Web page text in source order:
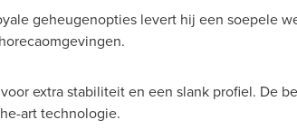
geheugenopties levert hij een soepele
extra stabiliteit en een slank profiel. De
art technologie.